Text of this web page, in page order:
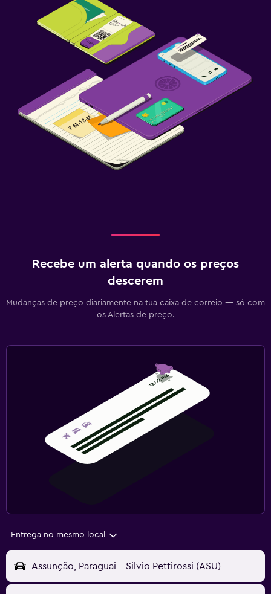
Recebe um alerta quando os preços
descerem
Mudanças de preço diariamente na tua caixa de correio — só com
os Alertas de preço.
Entrega no mesmo local
Assunção, Paraguai - Silvio Pettirossi (ASU)